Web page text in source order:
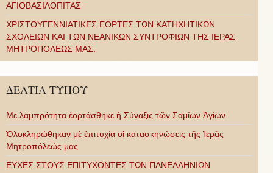
ΑΓΙΟΒΑΣΙΛΟΠΙΤΑΣ
ΧΡΙΣΤΟΥΓΕΝΝΙΑΤΙΚΕΣ ΕΟΡΤΕΣ ΤΩΝ ΚΑΤΗΧΗΤΙΚΩΝ
ΣΧΟΛΕΙΩΝ ΚΑΙ ΤΩΝ ΝΕΑΝΙΚΩΝ ΣΥΝΤΡΟΦΙΩΝ ΤΗΣ ΙΕΡΑΣ
ΜΗΤΡΟΠΟΛΕΩΣ ΜΑΣ.
ΔΕΛΤΙΑ ΤΥΠΟΥ
Με λαμπρότητα ἑορτάσθηκε ἡ Σύναξις τῶν Σαμίων Ἁγίων
Ὁλοκληρώθηκαν μὲ ἐπιτυχία οἱ κατασκηνώσεις τῆς Ἱερᾶς
Μητροπόλεώς μας
ΕΥΧΕΣ ΣΤΟΥΣ ΕΠΙΤΥΧΟΝΤΕΣ ΤΩΝ ΠΑΝΕΛΛΗΝΙΩΝ